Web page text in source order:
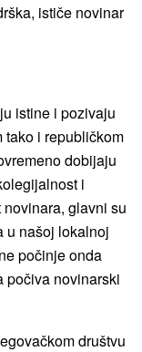
ističe novinar
istine i pozivaju
tako i republičkom
dobijaju
i
glavni su
u našoj lokalnoj
počinje onda
počiva novinarski
društvu